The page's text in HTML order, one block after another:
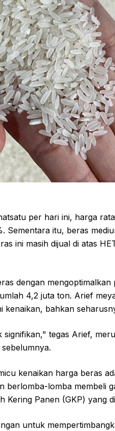
per hari ini, harga
Sementara itu, beras
ini masih dijual di atas
dengan
4,2 juta ton. Arief
kenaikan, bahkan
tegas Arief,
kenaikan harga beras
berlomba-lomba membeli
Kering Panen (GKP) yang
untuk